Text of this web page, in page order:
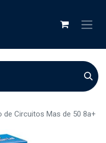
Circuitos Mas de 50 8a+